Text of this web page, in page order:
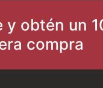
y obtén un
compra